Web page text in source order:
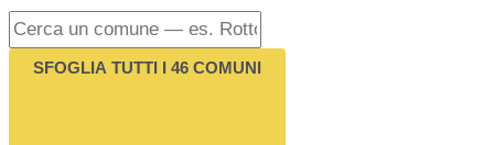
SFOGLIA TUTTI I 46 COMUNI